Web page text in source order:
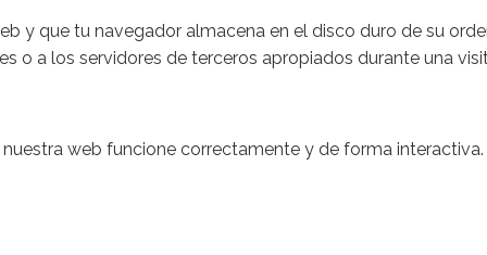
y que tu navegador almacena en el disco duro de su
o a los servidores de terceros apropiados durante una
web funcione correctamente y de forma